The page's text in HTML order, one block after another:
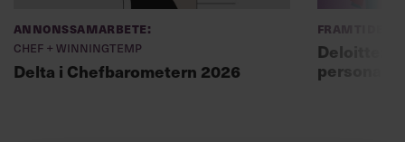
Annonssamarbete:
Chef + Winningtemp
Delta i Chefbarometern 2026
Deloitte:
personal